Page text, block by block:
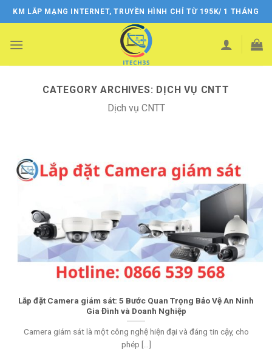
Skip
to
KM LẮP MẠNG INTERNET, TRUYỀN HÌNH CHỈ TỪ 195K/ 1 THÁNG
CATEGORY ARCHIVES: DỊCH VỤ CNTT
Dịch vụ CNTT
Lắp đặt Camera giám sát: 5 Bước Quan Trọng Bảo Vệ An Ninh
Gia Đình và Doanh Nghiệp
Camera giám sát là một công nghệ hiện đại và đáng tin cậy, cho
phép [...]